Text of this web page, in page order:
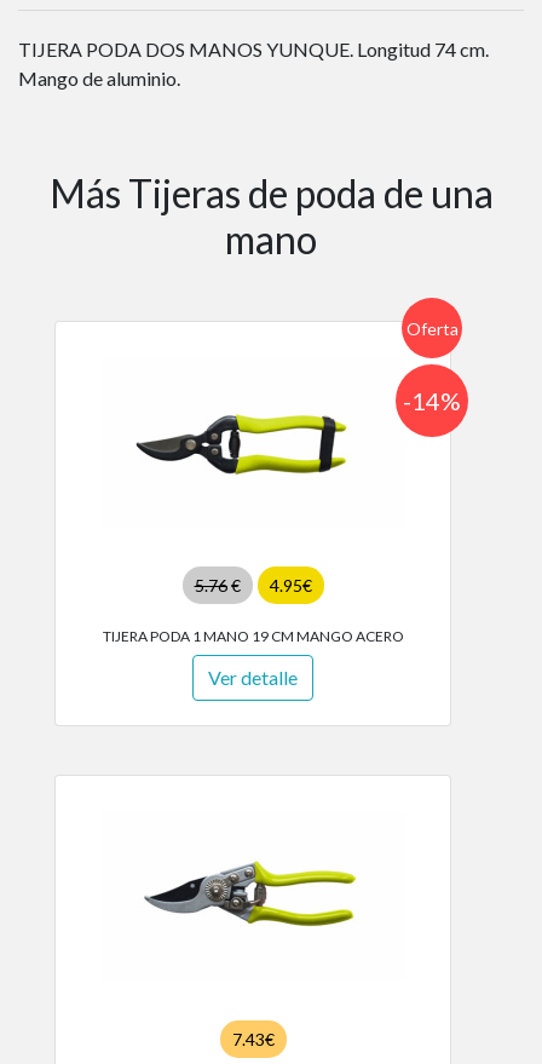
TIJERA PODA DOS MANOS YUNQUE. Longitud 74 cm.
Mango de aluminio.
Más Tijeras de poda de una
mano
Oferta
5.76€ 4.95€
-14%
TIJERA PODA 1 MANO 19 CM MANGO ACERO
Ver detalle
7.43€